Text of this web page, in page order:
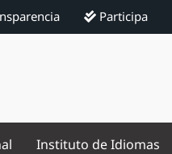
Participa
Instituto de Idiomas